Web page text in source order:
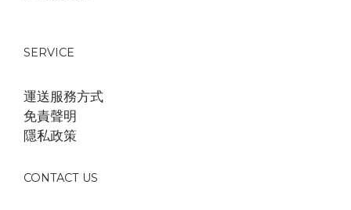
SERVICE
運送服務方式
免責聲明
隱私政策
CONTACT US